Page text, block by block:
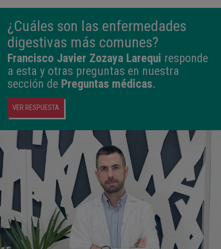
¿Cuáles son las enfermedades
digestivas más comunes?
Francisco Javier Zozaya Larequi responde
a esta y otras preguntas en nuestra
sección de Preguntas médicas.
VER RESPUESTA